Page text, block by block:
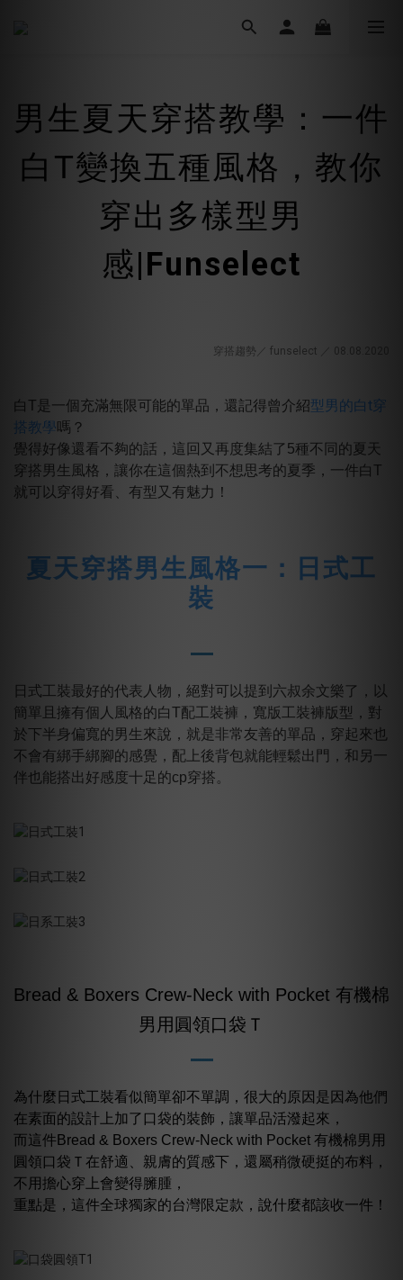
男生夏天穿搭教學：一件
白T變換五種風格，教你
穿出多樣型男
感|Funselect
穿搭趨勢／ funselect ／ 08.08
白T是一個充滿無限可能的單品，還記得曾介紹型男的白t穿
搭教學嗎？
覺得好像還看不夠的話，這回又再度集結了5種不同的夏天
穿搭男生風格，讓你在這個熱到不想思考的夏季，一件白T
就可以穿得好看、有型又有魅力！
夏天穿搭男生風格一：日式工
裝
日式工裝最好的代表人物，絕對可以提到六叔余文樂了，以
簡單且擁有個人風格的白T配工裝褲，寬版工裝褲版型，對
於下半身偏寬的男生來說，就是非常友善的單品，穿起來也
不會有綁手綁腳的感覺，配上後背包就能輕鬆出門，和另一
伴也能搭出好感度十足的cp穿搭。
Bread & Boxers Crew-Neck with Pocket 有機棉
男用圓領口袋Ｔ
為什麼日式工裝看似簡單卻不單調，很大的原因是因為他們
在素面的設計上加了口袋的裝飾，讓單品活潑起來，
而這件Bread & Boxers Crew-Neck with Pocket 有機棉男用
圓領口袋Ｔ在舒適、親膚的質感下，還屬稍微硬挺的布料，
不用擔心穿上會變得臃腫，
重點是，這件全球獨家的台灣限定款，說什麼都該收一件！